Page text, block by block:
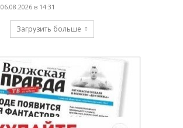
06.08.2026 в 14:31
Загрузить больше